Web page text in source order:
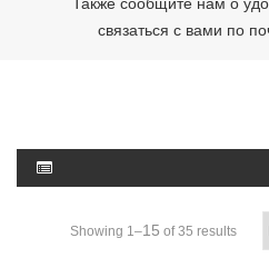
связаться с вами по
Showing 1–15 of 35 results